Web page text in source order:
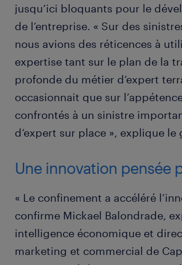
jusqu’ici bloquants pour le
de l’entreprise. « Sur des
nous avions des réticences à
expertise tant sur le plan de la
profonde du métier d’expert
occasionnait que sur
confrontés à un sinistre
d’expert sur place », explique le
Une innovation pensée
« Le confinement a accéléré
confirme Mickael Balondrade,
intelligence économique et
marketing et commercial de